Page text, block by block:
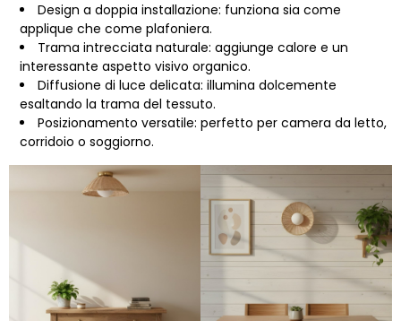
Design a doppia installazione: funziona sia come
applique che come plafoniera.
Trama intrecciata naturale: aggiunge calore e un
interessante aspetto visivo organico.
Diffusione di luce delicata: illumina dolcemente
esaltando la trama del tessuto.
Posizionamento versatile: perfetto per camera da letto,
corridoio o soggiorno.